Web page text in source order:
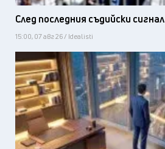
След последния съдийски сигнал
15:00, 07 авг 26 / Idealisti